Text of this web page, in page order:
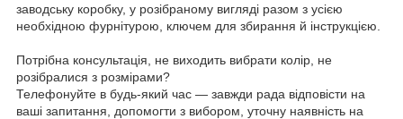
заводську коробку, у розібраному вигляді разом з усією
необхідною фурнітурою, ключем для збирання й інструкцією.
Потрібна консультація, не виходить вибрати колір, не
розібралися з розмірами?
Телефонуйте в будь-який час — завжди рада відповісти на
ваші запитання, допомогти з вибором, уточну наявність на